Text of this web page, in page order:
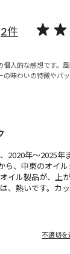
2件
個人的な感想です。
の味わいの特徴やパ
2020年～2025年
ら、中東のオイ
イル製品が、上
、熱いです。カッ
不適切を